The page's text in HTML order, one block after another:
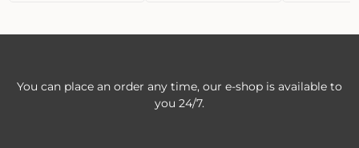
You can place an order any time, our e-shop is available to
you 24/7.